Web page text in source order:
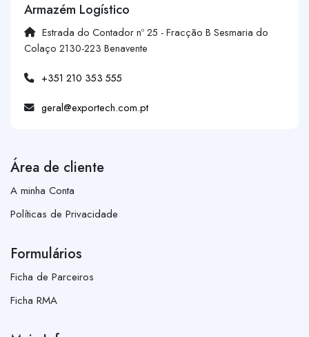
Armazém Logístico
Estrada do Contador nº 25 - Fracção B Sesmaria do
Colaço 2130-223 Benavente
+351 210 353 555
geral@exportech.com.pt
Área de cliente
A minha Conta
Políticas de Privacidade
Formulários
Ficha de Parceiros
Ficha RMA